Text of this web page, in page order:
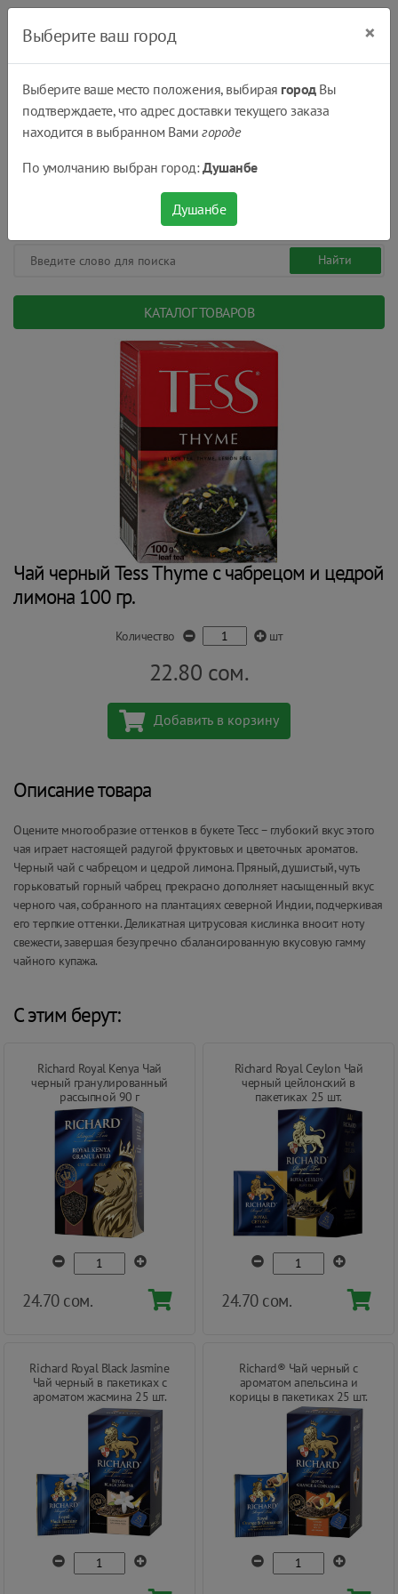
КАТАЛОГ ТОВАРОВ
Чай черный Tess Thyme с чабрецом и цедрой
лимона 100 гр.
Количество шт
22.80 сом.
Добавить в корзину
Описание товара
Оцените многообразие оттенков в букете Тесс – глубокий вкус этого
чая играет настоящей радугой фруктовых и цветочных ароматов.
Черный чай с чабрецом и цедрой лимона. Пряный, душистый, чуть
горьковатый горный чабрец прекрасно дополняет насыщенный вкус
черного чая, собранного на плантациях северной Индии, подчеркивая
его терпкие оттенки. Деликатная цитрусовая кислинка вносит ноту
свежести, завершая безупречно сбалансированную вкусовую гамму
чайного купажа.
С этим берут:
Richard Royal Kenya Чай
черный гранулированный
рассыпной 90 г
24.70 сом.
Richard Royal Ceylon Чай
черный цейлонский в
пакетиках 25 шт.
24.70 сом.
Richard Royal Black Jasmine
Чай черный в пакетиках с
ароматом жасмина 25 шт.
Richard® Чай черный с
ароматом апельсина и
корицы в пакетиках 25 шт.
Выберите ваш город ×
Выберите ваше место положения, выбирая городВы
подтверждаете, что адрес доставки текущего заказа
находится в выбранном Вамигороде
По умолчанию выбран город:Душанбе
Душанбе